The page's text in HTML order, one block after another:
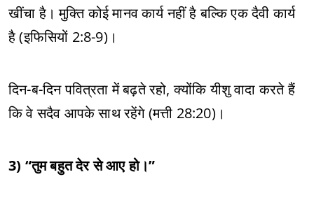
खींचा है। मुक्ति कोई मानव कार्य नहीं है बल्कि एक दैवी कार्य
है (इफिसियों 2:8-9)।
दिन-ब-दिन पवित्रता में बढ़ते रहो, क्योंकि यीशु वादा करते हैं
कि वे सदैव आपके साथ रहेंगे (मत्ती 28:20)।
3) “तुम बहुत देर से आए हो।”